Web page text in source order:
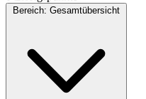
Bereich: Gesamtübersicht